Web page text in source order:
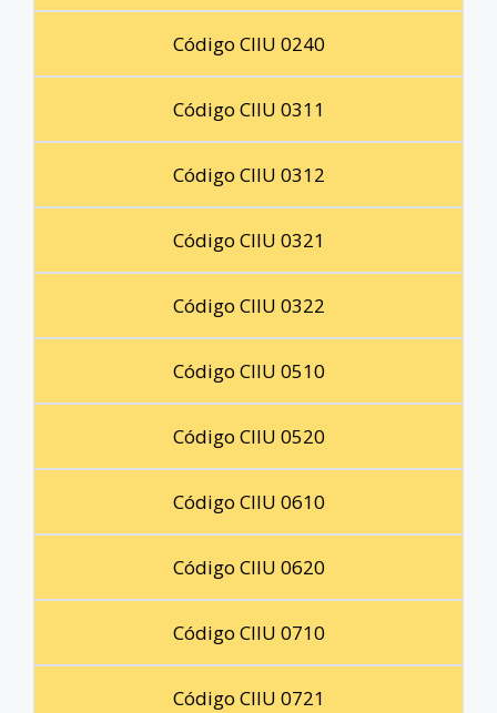
Código CIIU 0240
Código CIIU 0311
Código CIIU 0312
Código CIIU 0321
Código CIIU 0322
Código CIIU 0510
Código CIIU 0520
Código CIIU 0610
Código CIIU 0620
Código CIIU 0710
Código CIIU 0721